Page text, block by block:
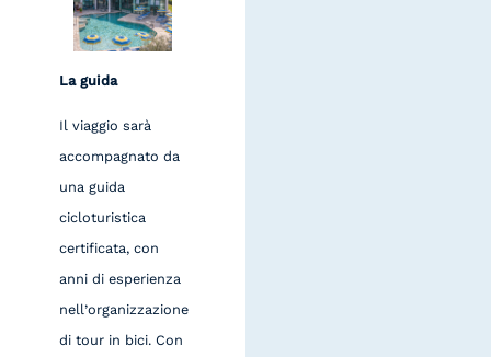
La guida
Il viaggio sarà
accompagnato da
una guida
cicloturistica
certificata, con
anni di esperienza
nell’organizzazione
di tour in bici. Con